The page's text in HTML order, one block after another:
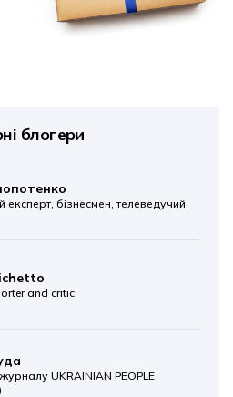
блогери
експерт, бізнесмен, телеведучий
and critic
UKRAINIAN PEOPLE